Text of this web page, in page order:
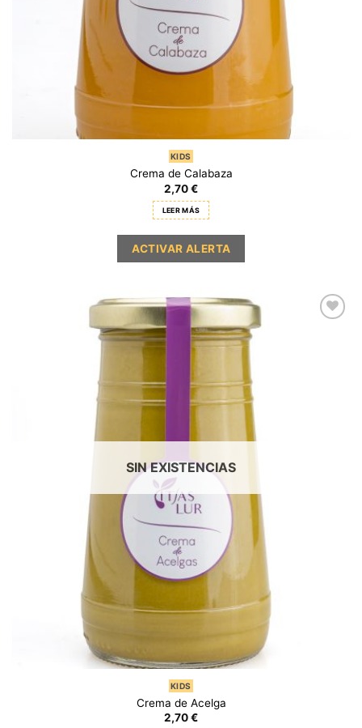
KIDS
Crema de Calabaza
2,70€
LEER MÁS
SIN EXISTENCIAS
KIDS
Crema de Acelga
2,70€